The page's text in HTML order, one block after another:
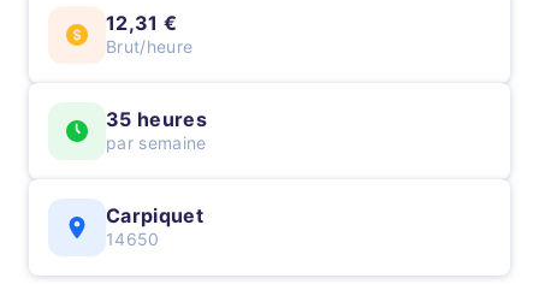
12,31 €
Brut/heure
35 heures
par semaine
Carpiquet
14650